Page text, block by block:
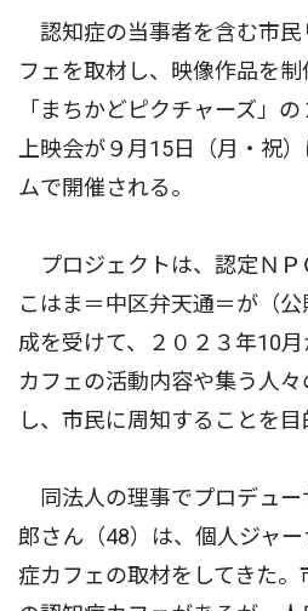
認知症の当事者を含む市民
フェを取材し、映像作品を
「まちかどピクチャーズ」
上映会が９月15日（月・祝
ムで開催される。
プロジェクトは、認定ＮＰ
こはま＝中区弁天通＝が（
成を受けて、２０２３年10
カフェの活動内容や集う人
し、市民に周知することを目
同法人の理事でプロデュー
郎さん（48）は、個人ジャ
症カフェの取材をしてきた